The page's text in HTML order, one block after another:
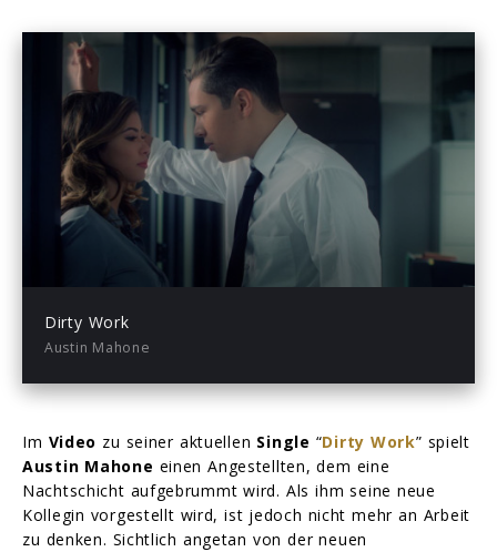
Play
05:11
Mute
Enter
Play
Dirty Work
Austin Mahone
Im Video zu seiner aktuellen Single “Dirty Work” spielt
Austin Mahone einen Angestellten, dem eine
Nachtschicht aufgebrummt wird. Als ihm seine neue
Kollegin vorgestellt wird, ist jedoch nicht mehr an Arbeit
zu denken. Sichtlich angetan von der neuen